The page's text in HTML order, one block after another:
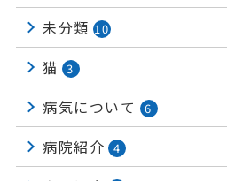
未分類 10
猫 3
病気について 6
病院紹介 4